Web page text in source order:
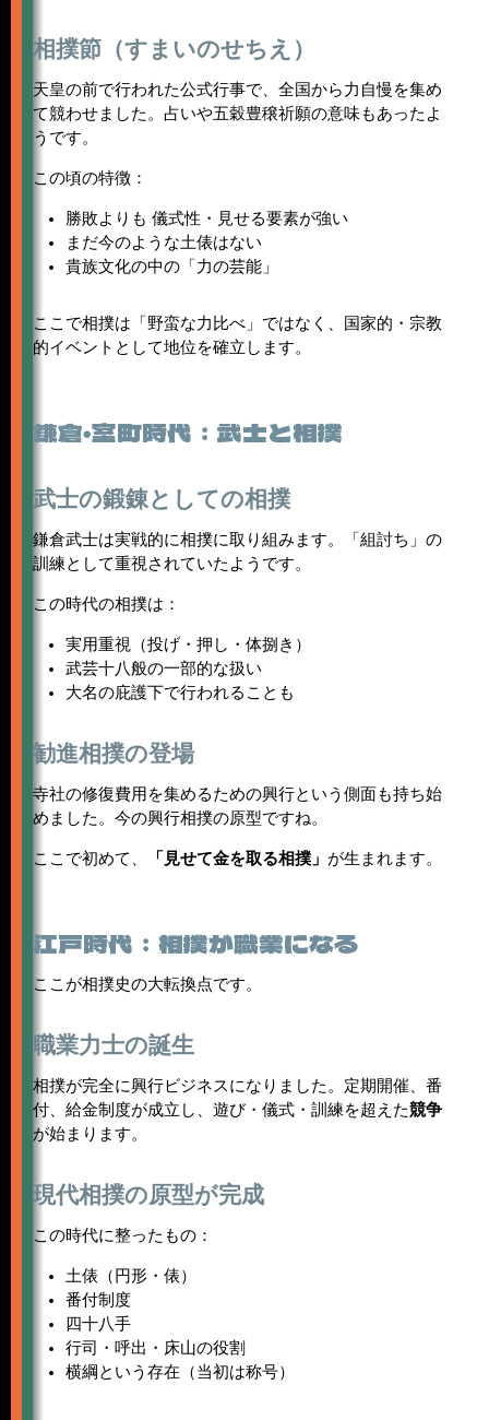
相撲節（すまいのせちえ）
天皇の前で行われた公式行事で、全国から力自慢を集め
て競わせました。占いや五穀豊穣祈願の意味もあったよ
うです。
この頃の特徴：
勝敗よりも 儀式性・見せる要素が強い
まだ今のような土俵はない
貴族文化の中の「力の芸能」
ここで相撲は「野蛮な力比べ」ではなく、国家的・宗教
的イベントとして地位を確立します。
鎌倉・室町時代：武士と相撲
武士の鍛錬としての相撲
鎌倉武士は実戦的に相撲に取り組みます。「組討ち」の
訓練として重視されていたようです。
この時代の相撲は：
実用重視（投げ・押し・体捌き）
武芸十八般の一部的な扱い
大名の庇護下で行われることも
勧進相撲の登場
寺社の修復費用を集めるための興行という側面も持ち始
めました。今の興行相撲の原型ですね。
ここで初めて、 「見せて金を取る相撲」 が生まれます。
江戸時代：相撲が職業になる
ここが相撲史の大転換点です。
職業力士の誕生
相撲が完全に興行ビジネスになりました。定期開催、番
付、給金制度が成立し、遊び・儀式・訓練を超えた競争
が始まります。
現代相撲の原型が完成
この時代に整ったもの：
土俵（円形・俵）
番付制度
四十八手
行司・呼出・床山の役割
横綱という存在（当初は称号）